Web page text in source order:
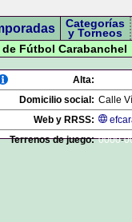
Categorías
y Torneos
Fútbol Carabanchel
Alta:
Domicilio social: Calle
Web y RRSS:
Terrenos de juego: 0000-